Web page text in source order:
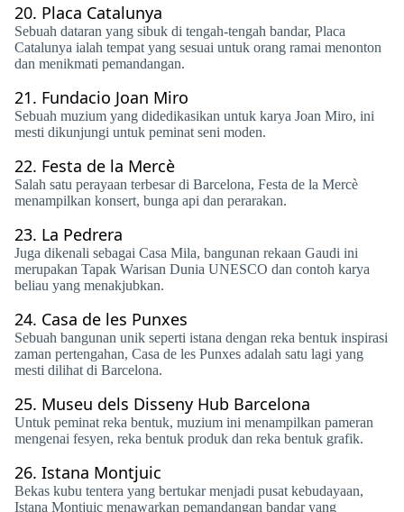
20. Placa Catalunya
Sebuah dataran yang sibuk di tengah-tengah bandar, Placa
Catalunya ialah tempat yang sesuai untuk orang ramai menonton
dan menikmati pemandangan.
21. Fundacio Joan Miro
Sebuah muzium yang didedikasikan untuk karya Joan Miro, ini
mesti dikunjungi untuk peminat seni moden.
22. Festa de la Mercè
Salah satu perayaan terbesar di Barcelona, ​​​​Festa de la Mercè
menampilkan konsert, bunga api dan perarakan.
23. La Pedrera
Juga dikenali sebagai Casa Mila, bangunan rekaan Gaudi ini
merupakan Tapak Warisan Dunia UNESCO dan contoh karya
beliau yang menakjubkan.
24. Casa de les Punxes
Sebuah bangunan unik seperti istana dengan reka bentuk inspirasi
zaman pertengahan, Casa de les Punxes adalah satu lagi yang
mesti dilihat di Barcelona.
25. Museu dels Disseny Hub Barcelona
Untuk peminat reka bentuk, muzium ini menampilkan pameran
mengenai fesyen, reka bentuk produk dan reka bentuk grafik.
26. Istana Montjuic
Bekas kubu tentera yang bertukar menjadi pusat kebudayaan,
Istana Montjuic menawarkan pemandangan bandar yang